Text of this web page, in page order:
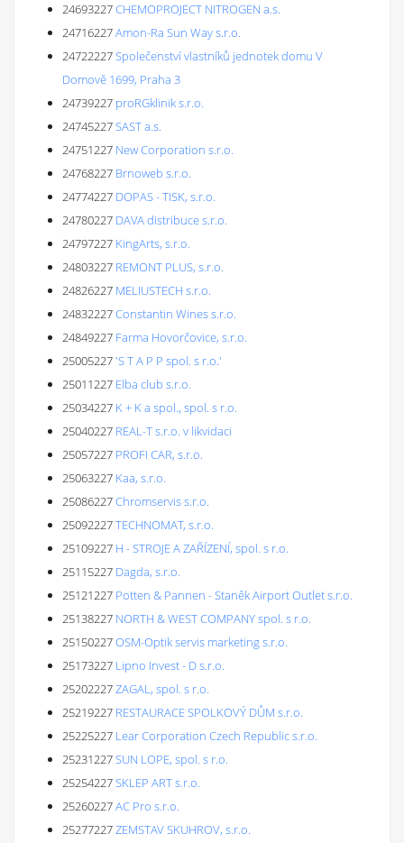
24693227CHEMOPROJECT NITROGEN a.s.
24716227Amon-Ra Sun Way s.r.o.
24722227Společenství vlastníků jednotek domu V
Domově 1699, Praha 3
24739227 proRGklinik s.r.o.
24745227SAST a.s.
24751227 New Corporation s.r.o.
24768227 Brnoweb s.r.o.
24774227 DOPAS - TISK, s.r.o.
24780227 DAVA distribuce s.r.o.
24797227 KingArts, s.r.o.
24803227 REMONT PLUS, s.r.o.
24826227 MELIUSTECH s.r.o.
24832227Constantin Wines s.r.o.
24849227 Farma Hovorčovice, s.r.o.
25005227'S T A P P spol. s r.o.'
25011227 Elba club s.r.o.
25034227 K + K a spol., spol. s r.o.
25040227 REAL-T s.r.o. v likvidaci
25057227 PROFI CAR, s.r.o.
25063227 Kaa, s.r.o.
25086227Chromservis s.r.o.
25092227TECHNOMAT, s.r.o.
25109227 H - STROJE A ZAŘÍZENÍ, spol. s r.o.
25115227 Dagda, s.r.o.
25121227 Potten & Pannen - Staněk Airport Outlet s.r.o.
25138227 NORTH & WEST COMPANY spol. s r.o.
25150227OSM-Optik servis marketing s.r.o.
25173227 Lipno Invest - D s.r.o.
25202227ZAGAL, spol. s r.o.
25219227 RESTAURACE SPOLKOVÝ DŮM s.r.o.
25225227 Lear Corporation Czech Republic s.r.o.
25231227SUN LOPE, spol. s r.o.
25254227SKLEP ART s.r.o.
25260227AC Pro s.r.o.
25277227ZEMSTAV SKUHROV, s.r.o.